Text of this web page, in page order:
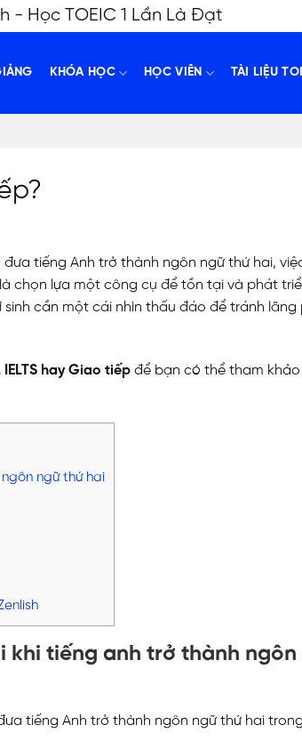
- Học TOEIC 1 Lần Là Đạt
KHÓA HỌC HỌC VIÊN TÀI LIỆU
đưa tiếng Anh trở thành ngôn ngữ thứ hai,
chọn lựa một công cụ để tồn tại và phát
sinh cần một cái nhìn thấu đáo để tránh lãng
IELTS hay Giao tiếp để bạn có thể tham khảo
ngữ thứ hai
khi tiếng anh trở thành ngôn
tiếng Anh trở thành ngôn ngữ thứ hai trong